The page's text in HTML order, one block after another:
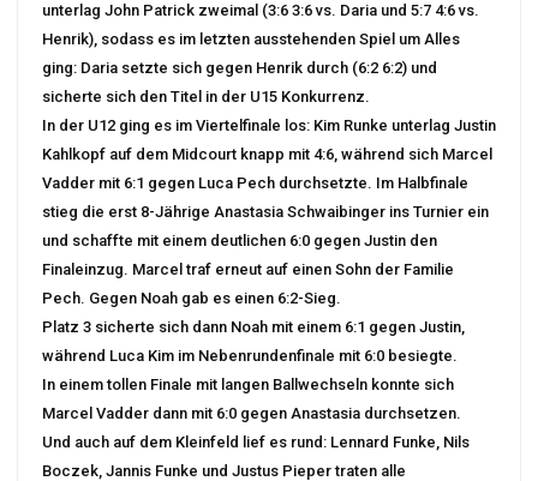
unterlag John Patrick zweimal (3:6 3:6 vs. Daria und 5:7 4:6 vs.
Henrik), sodass es im letzten ausstehenden Spiel um Alles
ging: Daria setzte sich gegen Henrik durch (6:2 6:2) und
sicherte sich den Titel in der U15 Konkurrenz.
In der U12 ging es im Viertelfinale los: Kim Runke unterlag Justin
Kahlkopf auf dem Midcourt knapp mit 4:6, während sich Marcel
Vadder mit 6:1 gegen Luca Pech durchsetzte. Im Halbfinale
stieg die erst 8-Jährige Anastasia Schwaibinger ins Turnier ein
und schaffte mit einem deutlichen 6:0 gegen Justin den
Finaleinzug. Marcel traf erneut auf einen Sohn der Familie
Pech. Gegen Noah gab es einen 6:2-Sieg.
Platz 3 sicherte sich dann Noah mit einem 6:1 gegen Justin,
während Luca Kim im Nebenrundenfinale mit 6:0 besiegte.
In einem tollen Finale mit langen Ballwechseln konnte sich
Marcel Vadder dann mit 6:0 gegen Anastasia durchsetzen.
Und auch auf dem Kleinfeld lief es rund: Lennard Funke, Nils
Boczek, Jannis Funke und Justus Pieper traten alle